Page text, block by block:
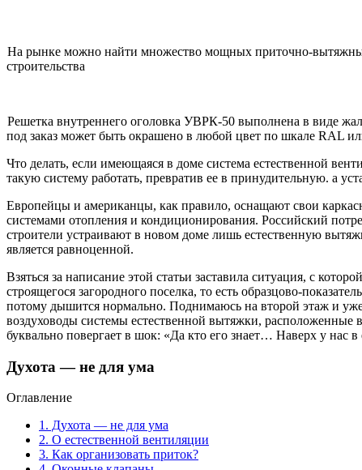
На рынке можно найти множество мощных приточно-
строительства
Решетка внутреннего оголовка УВРК-50 выполнена в виде
под заказ может быть окрашено в любой цвет по шкале RAL
Что делать, если имеющаяся в доме система естественной
такую систему работать, превратив ее в принудительную. а
Европейцы и американцы, как правило, оснащают свои
системами отопления и кондиционирования. Российский
строители устраивают в новом доме лишь естественную
является равноценной.
Взяться за написание этой статьи заставила ситуация, с
строящегося загородного поселка, то есть образцово-
потому дышится нормально. Поднимаюсь на второй этаж и
воздуховоды системы естественной вытяжки, расположенные
буквально повергает в шок: «Да кто его знает… Наверх у нас
Духота — не для ума
Оглавление
1. Духота — не для ума
2. О естественной вентиляции
3. Как организовать приток?